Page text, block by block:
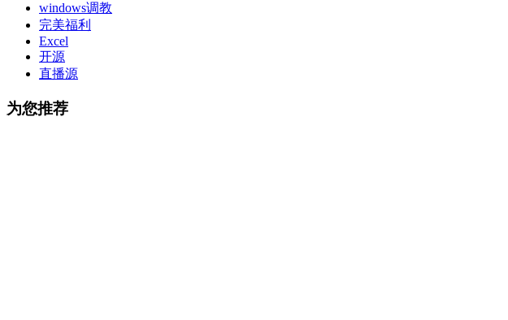
windows调教
完美福利
Excel
开源
直播源
为您推荐